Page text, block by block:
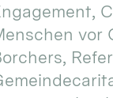
vor